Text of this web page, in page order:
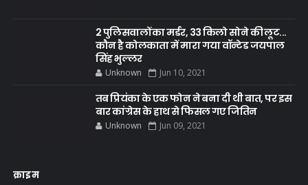
2 पुलिसवालों का मर्डर, 33 किलो सोने की लूट...
कौन है कोलकाता में मारा गया वॉन्टेड जयपाल
सिंह भुल्लर
Unknown Jun 10, 2021
तब प्रियंका के एक फोन ने बना दी थी बात, पर इस
बार कांग्रेस के हाथ से फिसल गए जितिन
Unknown Jun 09, 2021
क्राइम